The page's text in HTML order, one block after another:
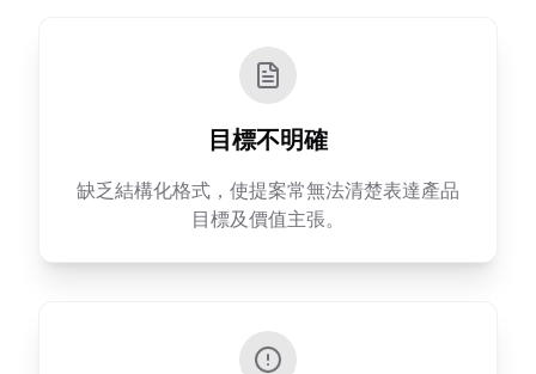
目標不明確
缺乏結構化格式，使提案常無法清楚表達產品
目標及價值主張。